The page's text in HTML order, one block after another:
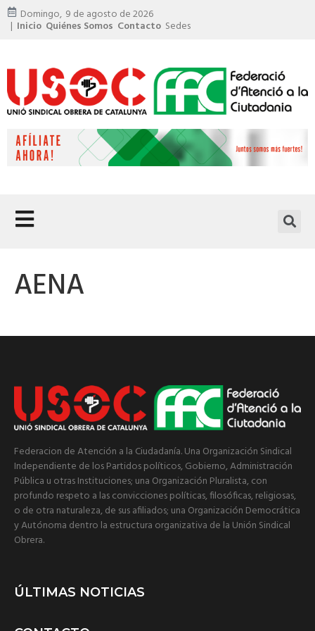
Domingo, 9 de agosto de 2026
| Inicio Quiénes Somos Contacto Sedes
AENA
Federacion de Atención a la Ciudadanía. Una Organización Sindical
Independiente de los Partidos políticos, Gobierno, Administración
Pública u otras Instituciones; una Organización Pluralista, con
profundo respeto a las convicciones políticas, filosóficas, religiosas,
o de otra naturaleza, de sus afiliados; una Organización Democrática
y Autónoma dentro la estructura organizativa de la Unión Sindical
Obrera.
ÚLTIMAS NOTICIAS